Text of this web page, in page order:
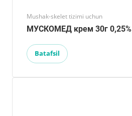
Mushak-skelet tizimi uchun
МУСКОМЕД крем 30г 0,25%
Batafsil